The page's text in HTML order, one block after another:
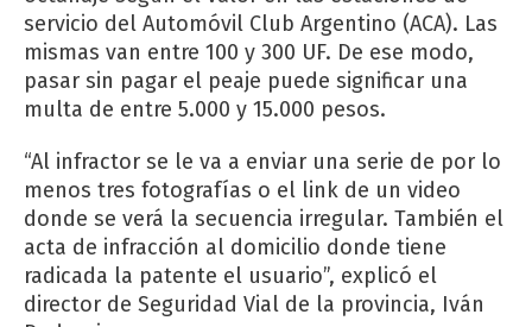
servicio del Automóvil Club Argentino (ACA). Las
mismas van entre 100 y 300 UF. De ese modo,
pasar sin pagar el peaje puede significar una
multa de entre 5.000 y 15.000 pesos.
“Al infractor se le va a enviar una serie de por lo
menos tres fotografías o el link de un video
donde se verá la secuencia irregular. También el
acta de infracción al domicilio donde tiene
radicada la patente el usuario”, explicó el
director de Seguridad Vial de la provincia, Iván